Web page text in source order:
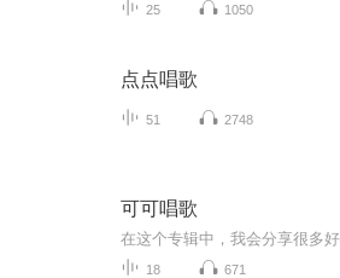
25 1050
点点唱歌
51 2748
可可唱歌
18 671